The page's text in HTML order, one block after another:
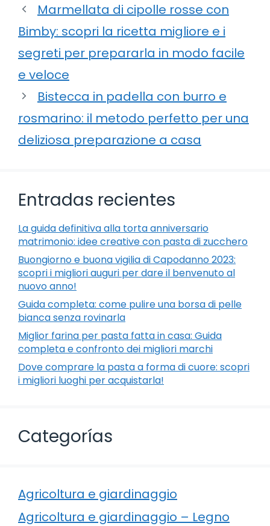
Marmellata di cipolle rosse con
Bimby: scopri la ricetta migliore e i
segreti per prepararla in modo facile
e veloce
Bistecca in padella con burro e
rosmarino: il metodo perfetto per una
deliziosa preparazione a casa
Entradas recientes
La guida definitiva alla torta anniversario
matrimonio: idee creative con pasta di zucchero
Buongiorno e buona vigilia di Capodanno 2023:
scopri i migliori auguri per dare il benvenuto al
nuovo anno!
Guida completa: come pulire una borsa di pelle
bianca senza rovinarla
Miglior farina per pasta fatta in casa: Guida
completa e confronto dei migliori marchi
Dove comprare la pasta a forma di cuore: scopri
i migliori luoghi per acquistarla!
Categorías
Agricoltura e giardinaggio
Agricoltura e giardinaggio – Legno